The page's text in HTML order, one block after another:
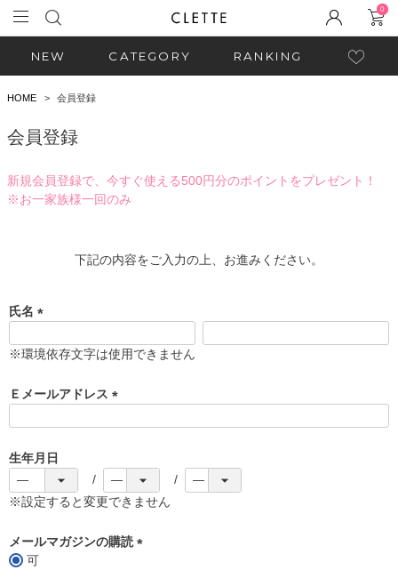
0
NEW CATEGORY RANKING
HOME 会員登録
会員登録
新規会員登録で、今すぐ使える500円分のポイントをプレゼント！
※お一家族様一回のみ
下記の内容をご入力の上、お進みください。
氏名
必
)
※環境依存文字は使用できません
Ｅメールアドレス
)
生年月日
※設定すると変更できません
メールマガジンの購読
可